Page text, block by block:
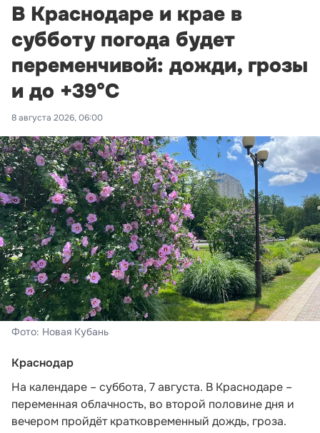
В Краснодаре и крае в
субботу погода будет
переменчивой: дожди, грозы
и до +39°С
8 августа 2026, 06:00
Фото: Новая Кубань
Краснодар
На календаре – суббота, 7 августа. В Краснодаре –
переменная облачность, во второй половине дня и
вечером пройдёт кратковременный дождь, гроза.